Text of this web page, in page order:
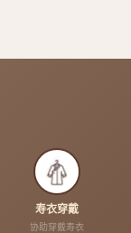
寿衣穿戴
协助穿戴寿衣